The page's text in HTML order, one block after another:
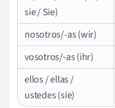
sie / Sie)
nosotros/-as (wir)
vosotros/-as (ihr)
ellos / ellas /
ustedes (sie)